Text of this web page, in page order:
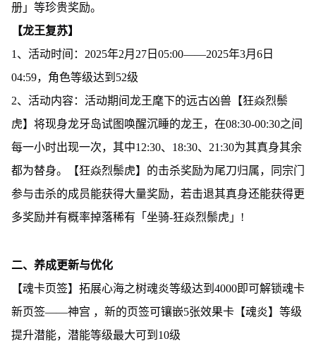
册」等珍贵奖励。
【龙王复苏】
1、活动时间：2025年2月27日05:00——2025年3月6日
04:59，角色等级达到52级
2、活动内容：活动期间龙王麾下的远古凶兽【狂焱烈鬃
虎】将现身龙牙岛试图唤醒沉睡的龙王，在08:30-00:30之间
每一小时出现一次，其中12:30、18:30、21:30为其真身其余
都为替身。【狂焱烈鬃虎】的击杀奖励为尾刀归属，同宗门
参与击杀的成员能获得大量奖励，若击退其真身还能获得更
多奖励并有概率掉落稀有「坐骑-狂焱烈鬃虎」!
二、养成更新与优化
【魂卡页签】拓展心海之树魂炎等级达到4000即可解锁魂卡
新页签——神宫 ，新的页签可镶嵌5张效果卡【魂炎】等级
提升潜能，潜能等级最大可到10级